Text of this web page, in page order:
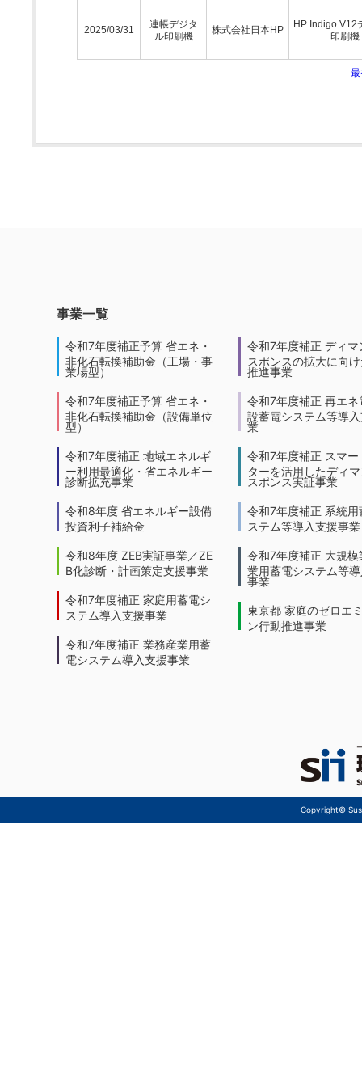
2025/03/31
連帳デジタ
ル印刷機
株式会社日本HP
HP Indigo V12
印刷機
事業一覧
令和7年度補正予算 省エネ・
非化石転換補助金（工場・事
業場型）
令和7年度補正予算 省エネ・
非化石転換補助金（設備単位
型）
令和7年度補正 地域エネルギ
ー利用最適化・省エネルギー
診断拡充事業
令和8年度 省エネルギー設備
投資利子補給金
令和8年度 ZEB実証事業／ZE
B化診断・計画策定支援事業
令和7年度補正 家庭用蓄電シ
ステム導入支援事業
令和7年度補正 業務産業用蓄
電システム導入支援事業
令和7年度補正 ディマ
スポンスの拡大に向
推進事業
令和7年度補正 再エネ
設蓄電システム等導
業
令和7年度補正 スマー
ターを活用したディ
スポンス実証事業
令和7年度補正 系統用
ステム等導入支援事業
令和7年度補正 大規模
業用蓄電システム等
事業
東京都 家庭のゼロエ
ン行動推進事業
Copyright©